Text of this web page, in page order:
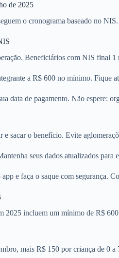
de 2025
o cronograma baseado no
Beneficiários com NIS final
a R$ 600 no mínimo. Fique
data de pagamento. Não espere:
e sacar o benefício. Evite
seus dados atualizados para
e faça o saque com segurança.
2025 incluem um mínimo de R$
mais R$ 150 por criança de 0 a